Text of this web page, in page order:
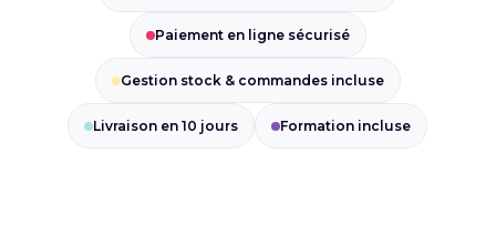
Paiement en ligne sécurisé
Gestion stock & commandes incluse
Livraison en 10 jours Formation incluse